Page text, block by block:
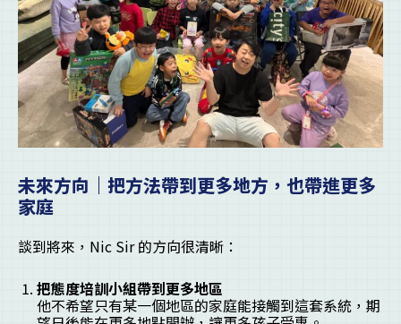
未來方向｜把方法帶到更多地方，也帶進更多
家庭
談到將來，Nic Sir 的方向很清晰：
把態度培訓小組帶到更多地區
他不希望只有某一個地區的家庭能接觸到這套系統，期